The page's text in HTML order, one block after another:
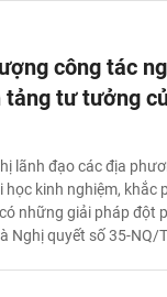
công tác
tảng tư tưởng
lãnh đạo các địa
kinh nghiệm, khắc
những giải pháp đột
Nghị quyết số 35-NQ/